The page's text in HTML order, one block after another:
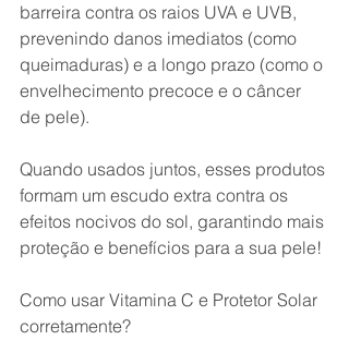
barreira contra os raios UVA e UVB,
prevenindo danos imediatos (como
queimaduras) e a longo prazo (como o
envelhecimento precoce e o câncer
de pele).
Quando usados juntos, esses produtos
formam um escudo extra contra os
efeitos nocivos do sol, garantindo mais
proteção e benefícios para a sua pele!
Como usar Vitamina C e Protetor Solar
corretamente?